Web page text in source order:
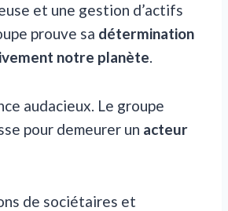
et une gestion d’actifs
prouve sa détermination
notre planète.
audacieux. Le groupe
pour demeurer un acteur
de sociétaires et